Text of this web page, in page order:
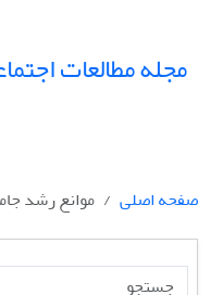
مجله مطالعات
صفحه اصلی موانع رشد